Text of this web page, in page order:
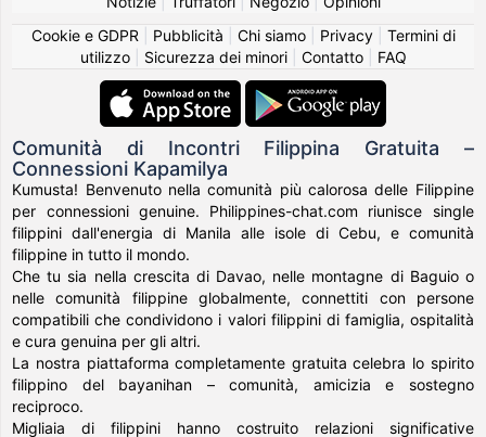
Cookie e GDPR
Pubblicità Chi siamo| Privacy| Termini di
utilizzo| Sicurezza dei minori| Contatto| FAQ
Comunità di Incontri Filippina Gratuita –
Connessioni Kapamilya
Kumusta! Benvenuto nella comunità più calorosa delle Filippine
per connessioni genuine. Philippines-chat.com riunisce single
filippini dall'energia di Manila alle isole di Cebu, e comunità
filippine in tutto il mondo.
Che tu sia nella crescita di Davao, nelle montagne di Baguio o
nelle comunità filippine globalmente, connettiti con persone
compatibili che condividono i valori filippini di famiglia, ospitalità
e cura genuina per gli altri.
La nostra piattaforma completamente gratuita celebra lo spirito
filippino del bayanihan – comunità, amicizia e sostegno
reciproco.
Migliaia di filippini hanno costruito relazioni significative